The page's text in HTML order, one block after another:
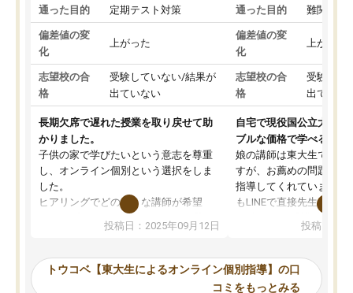
通った目的 定期テスト対策
偏差値の変
化
上がった
志望校の合
格
受験していない/結果が
出ていない
長期欠席で遅れた授業を取り戻せて助
かりました。
子供の家で学びたいという意志を尊重
し、オンライン個別という選択をしま
した。
ヒアリングでどのような講師が希望
か、オプションは付帯するかなど選ぶ
事が出来ました。
ーティングを行い、その講師で良いか
投稿日：2025年09月12日
通った目的 難関私立
偏差値の変
化
上がった
志望校の合
格
受験して
出ていな
自宅で現役国公立大学生
ブルな価格で学べる
娘の講師は東大生では無
すが、お薦めの問題集や
指導してくれています。
もLINEで直接先生に質問
めれるので、個人に合
いなのがあり(有料)、受
ことをどんなスケジュー
投稿日：
トウコベ【東大生によるオンライン個別指導】の口
コミをもっとみる